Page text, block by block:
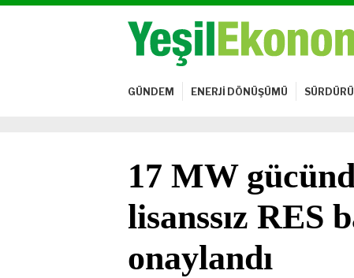
GÜNDEM ENERJİ DÖNÜŞÜMÜ
17 MW
lisanssız RES
onaylandı